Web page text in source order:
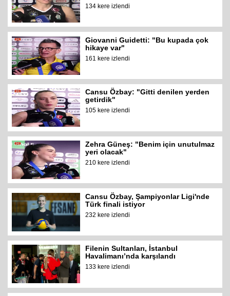
134 kere izlendi
Giovanni Guidetti: "Bu kupada çok
hikaye var"
161 kere izlendi
Cansu Özbay: "Gitti denilen yerden
getirdik"
105 kere izlendi
Zehra Güneş: "Benim için unutulmaz
yeri olacak"
210 kere izlendi
Cansu Özbay, Şampiyonlar Ligi'nde
Türk finali istiyor
232 kere izlendi
Filenin Sultanları, İstanbul
Havalimanı’nda karşılandı
133 kere izlendi